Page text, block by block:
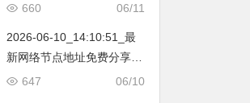
不定期更新…开放免费分享
韩国|新加坡|台湾|马来西亚|
…
06/11
660
2026-06-10_14:10:51_最
新网络节点地址免费分享…
不定期更新…开放免费分享
06/10
647